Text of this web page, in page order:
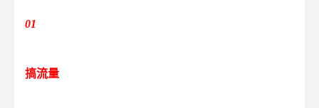
01
搞流量